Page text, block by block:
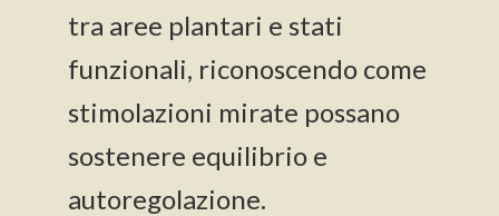
tra aree plantari e stati
funzionali, riconoscendo come
stimolazioni mirate possano
sostenere equilibrio e
autoregolazione.